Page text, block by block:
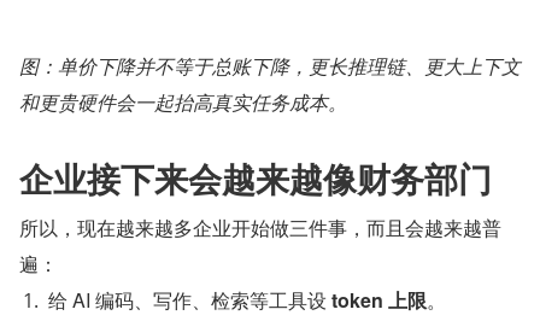
图：单价下降并不等于总账下降，更长推理链、更大上下文
和更贵硬件会一起抬高真实任务成本。
企业接下来会越来越像财务部门
所以，现在越来越多企业开始做三件事，而且会越来越普
遍：
给 AI 编码、写作、检索等工具设 ​ token 上限​。